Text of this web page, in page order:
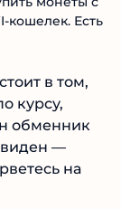
кошелек. Есть
в том,
курсу,
обменник
—
на